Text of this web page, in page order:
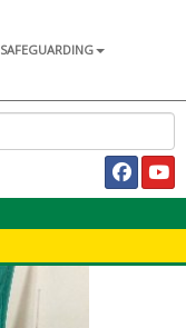
SAFEGUARDING